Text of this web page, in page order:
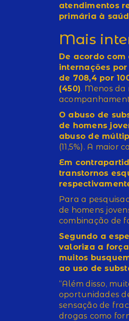
atendimentos
primária à
Mais
De acordo com
internações
de 708,4 por
(450). Menos
O abuso de
de homens
abuso de
(11,5%). A maior
Em
transtornos
Para a
de homens
combinação de
Segundo a
valoriza a
muitos
ao uso de
“Além disso,
oportunidades
sensação de
drogas como